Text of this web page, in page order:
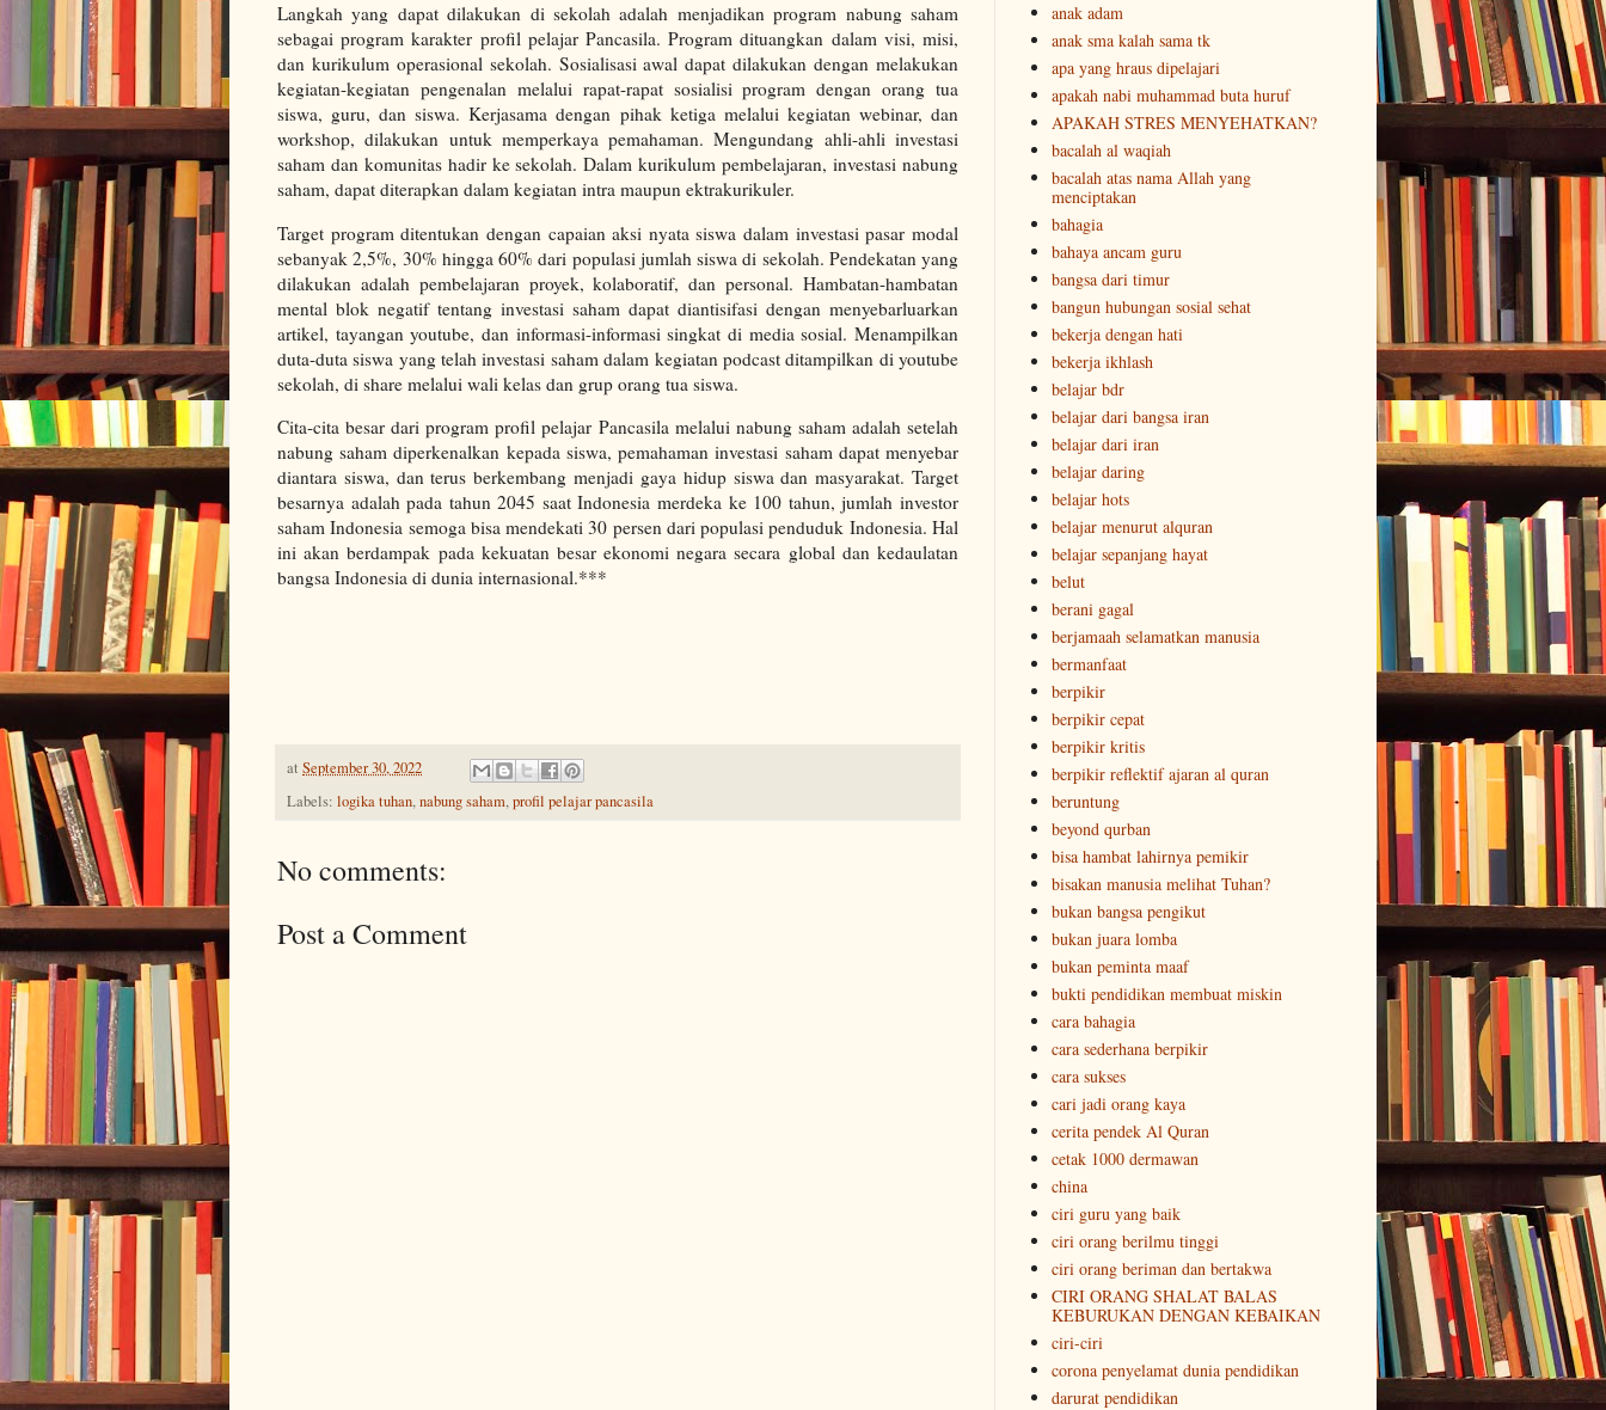
Langkah yang dapat dilakukan di sekolah adalah menjadikan program nabung saham
sebagai program karakter profil pelajar Pancasila. Program dituangkan dalam visi, misi,
dan kurikulum operasional sekolah. Sosialisasi awal dapat dilakukan dengan melakukan
kegiatan-kegiatan pengenalan melalui rapat-rapat sosialisi program dengan orang tua
siswa, guru, dan siswa. Kerjasama dengan pihak ketiga melalui kegiatan webinar, dan
workshop, dilakukan untuk memperkaya pemahaman. Mengundang ahli-ahli investasi
saham dan komunitas hadir ke sekolah. Dalam kurikulum pembelajaran, investasi nabung
saham, dapat diterapkan dalam kegiatan intra maupun ektrakurikuler.
Target program ditentukan dengan capaian aksi nyata siswa dalam investasi pasar modal
sebanyak 2,5%, 30% hingga 60% dari populasi jumlah siswa di sekolah. Pendekatan yang
dilakukan adalah pembelajaran proyek, kolaboratif, dan personal. Hambatan-hambatan
mental blok negatif tentang investasi saham dapat diantisifasi dengan menyebarluarkan
artikel, tayangan youtube, dan informasi-informasi singkat di media sosial. Menampilkan
duta-duta siswa yang telah investasi saham dalam kegiatan podcast ditampilkan di youtube
sekolah, di share melalui wali kelas dan grup orang tua siswa.
Cita-cita besar dari program profil pelajar Pancasila melalui nabung saham adalah setelah
nabung saham diperkenalkan kepada siswa, pemahaman investasi saham dapat menyebar
diantara siswa, dan terus berkembang menjadi gaya hidup siswa dan masyarakat. Target
besarnya adalah pada tahun 2045 saat Indonesia merdeka ke 100 tahun, jumlah investor
saham Indonesia semoga bisa mendekati 30 persen dari populasi penduduk Indonesia. Hal
ini akan berdampak pada kekuatan besar ekonomi negara secara global dan kedaulatan
bangsa Indonesia di dunia internasional.***
at September 30, 2022
Labels: logika tuhan,nabung saham,profil pelajar pancasila
No comments:
Post a Comment
anak adam
anak sma kalah sama tk
apa yang hraus dipelajari
apakah nabi muhammad buta huruf
APAKAH STRES MENYEHATKAN?
bacalah al waqiah
bacalah atas nama Allah yang
menciptakan
bahagia
bahaya ancam guru
bangsa dari timur
bangun hubungan sosial sehat
bekerja dengan hati
bekerja ikhlash
belajar bdr
belajar dari bangsa iran
belajar dari iran
belajar daring
belajar hots
belajar menurut alquran
belajar sepanjang hayat
belut
berani gagal
berjamaah selamatkan manusia
bermanfaat
berpikir
berpikir cepat
berpikir kritis
berpikir reflektif ajaran al quran
beruntung
beyond qurban
bisa hambat lahirnya pemikir
bisakan manusia melihat Tuhan?
bukan bangsa pengikut
bukan juara lomba
bukan peminta maaf
bukti pendidikan membuat miskin
cara bahagia
cara sederhana berpikir
cara sukses
cari jadi orang kaya
cerita pendek Al Quran
cetak 1000 dermawan
china
ciri guru yang baik
ciri orang berilmu tinggi
ciri orang beriman dan bertakwa
CIRI ORANG SHALAT BALAS
KEBURUKAN DENGAN KEBAIKAN
ciri-ciri
corona penyelamat dunia pendidikan
darurat pendidikan